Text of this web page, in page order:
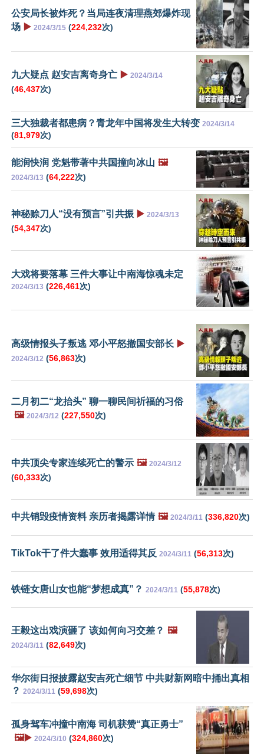
公安局长被炸死？当局连夜清理燕郊爆炸现
场 ▶️ 2024/3/15 (224,232次)
九大疑点 赵安吉离奇身亡 ▶️ 2024/3/14
(46,437次)
三大独裁者都患病？青龙年中国将发生大转变 2024/3/14
(81,979次)
能润快润 党魁带著中共国撞向冰山 🖼️
2024/3/13 (64,222次)
神秘赊刀人“没有预言”引共振 ▶️ 2024/3/13
(54,347次)
大戏将要落幕 三件大事让中南海惊魂未定
2024/3/13 (226,461次)
高级情报头子叛逃 邓小平怒撤国安部长 ▶️
2024/3/12 (56,863次)
二月初二“龙抬头” 聊一聊民间祈福的习俗
🖼️ 2024/3/12 (227,550次)
中共顶尖专家连续死亡的警示 🖼️ 2024/3/12
(60,333次)
中共销毁疫情资料 亲历者揭露详情 🖼️ 2024/3/11 (336,820次)
TikTok干了件大蠢事 效用适得其反 2024/3/11 (56,313次)
铁链女唐山女也能“梦想成真”？ 2024/3/11 (55,878次)
王毅这出戏演砸了 该如何向习交差？ 🖼️
2024/3/11 (82,649次)
华尔街日报披露赵安吉死亡细节 中共财新网暗中捅出真相
？ 2024/3/11 (59,698次)
孤身驾车冲撞中南海 司机获赞“真正勇士”
🖼️▶️ 2024/3/10 (324,860次)